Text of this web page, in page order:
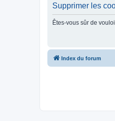
Supprimer les
Êtes-vous sûr de
Index du forum